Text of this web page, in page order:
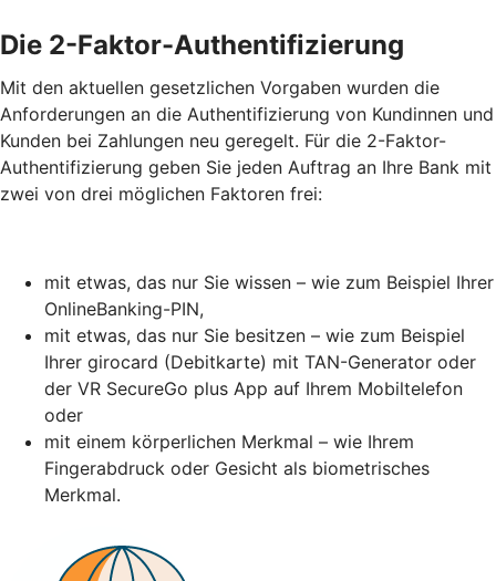
Die 2-Faktor-Authentifizierung
Mit den aktuellen gesetzlichen Vorgaben wurden die
Anforderungen an die Authentifizierung von Kundinnen und
Kunden bei Zahlungen neu geregelt. Für die 2-Faktor-
Authentifizierung geben Sie jeden Auftrag an Ihre Bank mit
zwei von drei möglichen Faktoren frei:
mit etwas, das nur Sie wissen – wie zum Beispiel Ihrer
OnlineBanking-PIN,
mit etwas, das nur Sie besitzen – wie zum Beispiel
Ihrer girocard (Debitkarte) mit TAN-Generator oder
der VR SecureGo plus App auf Ihrem Mobiltelefon
oder
mit einem körperlichen Merkmal – wie Ihrem
Fingerabdruck oder Gesicht als biometrisches
Merkmal.